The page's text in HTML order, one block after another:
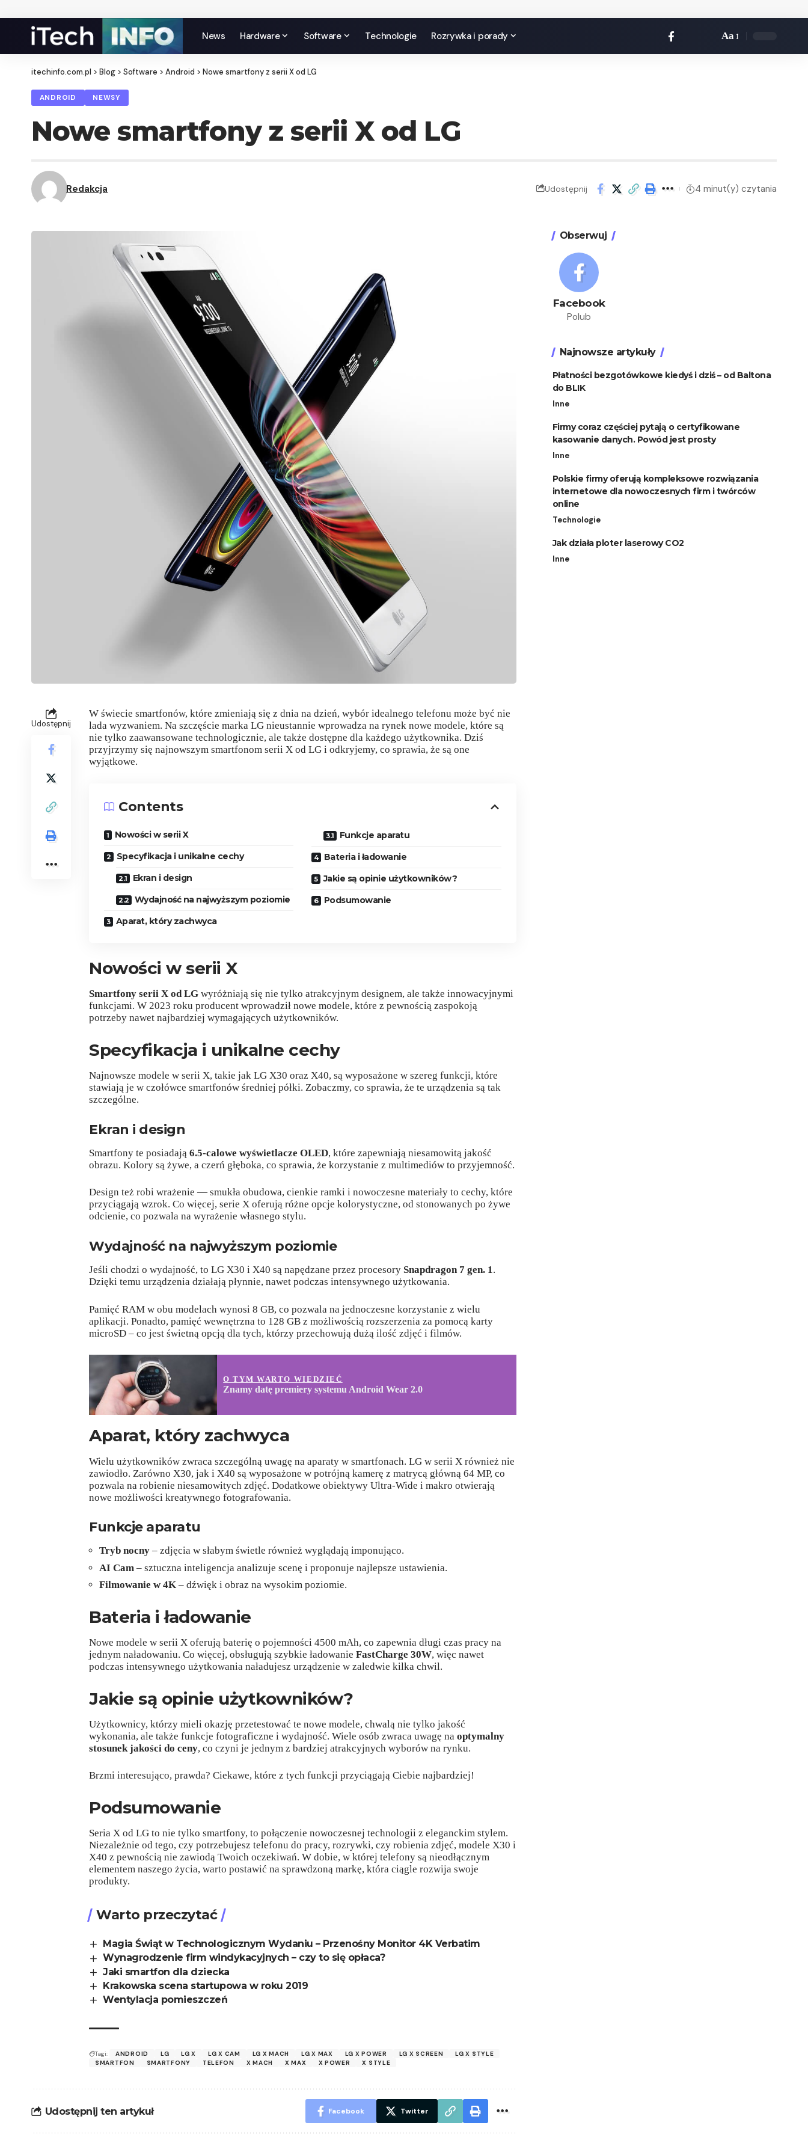
News Hardware Software Technologie Rozrywka i porady Aa
itechinfo.com.pl > Blog > Software > Android > Nowe smartfony z serii X od LG
ANDROID NEWSY
Nowe smartfony z serii X od LG
Redakcja Udostępnij 4 minut(y) czytania
Udostępnij
W świecie smartfonów, które zmieniają się z dnia na dzień, wybór idealnego telefonu może być nie
lada wyzwaniem. Na szczęście marka LG nieustannie wprowadza na rynek nowe modele, które są
nie tylko zaawansowane technologicznie, ale także dostępne dla każdego użytkownika. Dziś
przyjrzymy się najnowszym smartfonom serii X od LG i odkryjemy, co sprawia, że są one
wyjątkowe.
Contents
Nowości w serii X
Specyfikacja i unikalne cechy
Ekran i design
Wydajność na najwyższym poziomie
Aparat, który zachwyca
Funkcje aparatu
Bateria i ładowanie
Jakie są opinie użytkowników?
Podsumowanie
Nowości w serii X
Smartfony serii X od LG wyróżniają się nie tylko atrakcyjnym designem, ale także innowacyjnymi
funkcjami. W 2023 roku producent wprowadził nowe modele, które z pewnością zaspokoją
potrzeby nawet najbardziej wymagających użytkowników.
Specyfikacja i unikalne cechy
Najnowsze modele w serii X, takie jak LG X30 oraz X40, są wyposażone w szereg funkcji, które
stawiają je w czołówce smartfonów średniej półki. Zobaczmy, co sprawia, że te urządzenia są tak
szczególne.
Ekran i design
Smartfony te posiadają 6.5-calowe wyświetlacze OLED, które zapewniają niesamowitą jakość
obrazu. Kolory są żywe, a czerń głęboka, co sprawia, że korzystanie z multimediów to przyjemność.
Design też robi wrażenie — smukła obudowa, cienkie ramki i nowoczesne materiały to cechy, które
przyciągają wzrok. Co więcej, serie X oferują różne opcje kolorystyczne, od stonowanych po żywe
odcienie, co pozwala na wyrażenie własnego stylu.
Wydajność na najwyższym poziomie
Jeśli chodzi o wydajność, to LG X30 i X40 są napędzane przez procesory Snapdragon 7 gen. 1.
Dzięki temu urządzenia działają płynnie, nawet podczas intensywnego użytkowania.
Pamięć RAM w obu modelach wynosi 8 GB, co pozwala na jednoczesne korzystanie z wielu
aplikacji. Ponadto, pamięć wewnętrzna to 128 GB z możliwością rozszerzenia za pomocą karty
microSD – co jest świetną opcją dla tych, którzy przechowują dużą ilość zdjęć i filmów.
O TYM WARTO WIEDZIEĆ
Znamy datę premiery systemu Android Wear 2.0
Aparat, który zachwyca
Wielu użytkowników zwraca szczególną uwagę na aparaty w smartfonach. LG w serii X również nie
zawiodło. Zarówno X30, jak i X40 są wyposażone w potrójną kamerę z matrycą główną 64 MP, co
pozwala na robienie niesamowitych zdjęć. Dodatkowe obiektywy Ultra-Wide i makro otwierają
nowe możliwości kreatywnego fotografowania.
Funkcje aparatu
Tryb nocny – zdjęcia w słabym świetle również wyglądają imponująco.
AI Cam – sztuczna inteligencja analizuje scenę i proponuje najlepsze ustawienia.
Filmowanie w 4K – dźwięk i obraz na wysokim poziomie.
Bateria i ładowanie
Nowe modele w serii X oferują baterię o pojemności 4500 mAh, co zapewnia długi czas pracy na
jednym naładowaniu. Co więcej, obsługują szybkie ładowanie FastCharge 30W, więc nawet
podczas intensywnego użytkowania naładujesz urządzenie w zaledwie kilka chwil.
Jakie są opinie użytkowników?
Użytkownicy, którzy mieli okazję przetestować te nowe modele, chwalą nie tylko jakość
wykonania, ale także funkcje fotograficzne i wydajność. Wiele osób zwraca uwagę na optymalny
stosunek jakości do ceny, co czyni je jednym z bardziej atrakcyjnych wyborów na rynku.
Brzmi interesująco, prawda? Ciekawe, które z tych funkcji przyciągają Ciebie najbardziej!
Podsumowanie
Seria X od LG to nie tylko smartfony, to połączenie nowoczesnej technologii z eleganckim stylem.
Niezależnie od tego, czy potrzebujesz telefonu do pracy, rozrywki, czy robienia zdjęć, modele X30 i
X40 z pewnością nie zawiodą Twoich oczekiwań. W dobie, w której telefony są nieodłącznym
elementem naszego życia, warto postawić na sprawdzoną markę, która ciągle rozwija swoje
produkty.
Warto przeczytać
Magia Świąt w Technologicznym Wydaniu – Przenośny Monitor 4K Verbatim
Wynagrodzenie firm windykacyjnych – czy to się opłaca?
Jaki smartfon dla dziecka
Krakowska scena startupowa w roku 2019
Wentylacja pomieszczeń
Tagi: ANDROID LG LG X LG X CAM LG X MACH LG X MAX LG X POWER LG X SCREEN
LG X STYLE
SMARTFON
SMARTFONY TELEFON X MACH X MAX X POWER X STYLE
Udostępnij ten artykuł Facebook Twitter
Obserwuj
Facebook
Polub
Najnowsze artykuły
Płatności bezgotówkowe kiedyś i dziś – od Baltona
do BLIK
Inne
Firmy coraz częściej pytają o certyfikowane
kasowanie danych. Powód jest prosty
Inne
Polskie firmy oferują kompleksowe rozwiązania
internetowe dla nowoczesnych firm i twórców
online
Technologie
Jak działa ploter laserowy CO2
Inne